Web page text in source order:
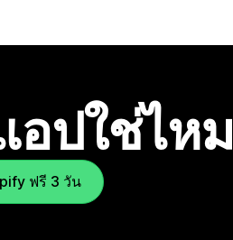
อปใช่ไหม
ฟรี 3 วัน